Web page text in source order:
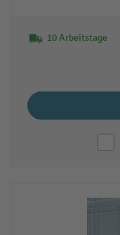
10 Arbeitstage